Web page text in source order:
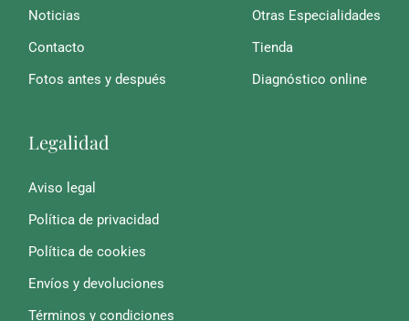
Noticias
Contacto
Fotos antes y después
Otras Especialidades
Tienda
Diagnóstico online
Legalidad
Aviso legal
Política de privacidad
Política de cookies
Envíos y devoluciones
Términos y condiciones